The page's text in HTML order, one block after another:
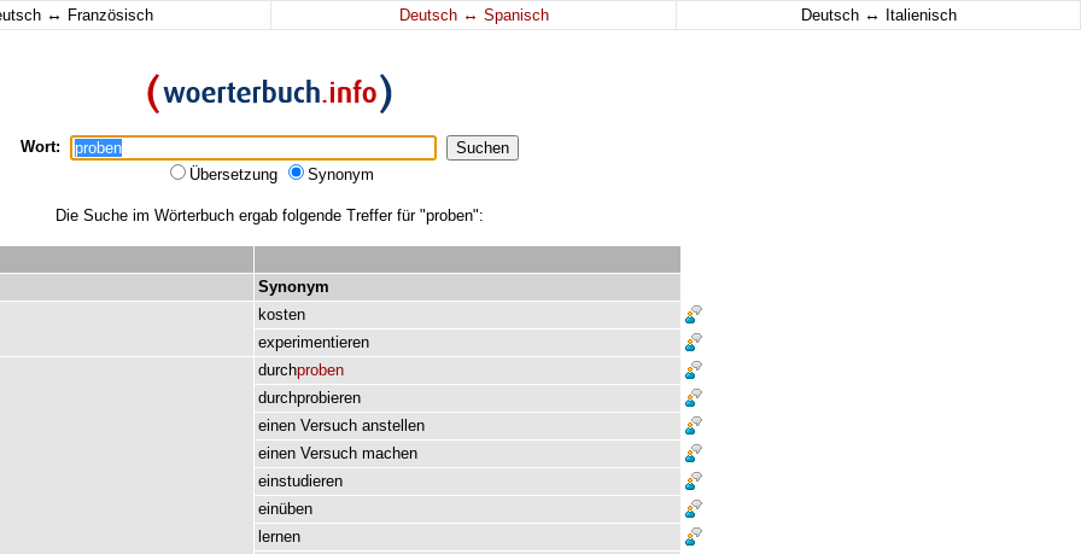
↔ Französisch Deutsch ↔ Spanisch Deutsch ↔ Italienisch
Wort:
Übersetzung
Synonym
Die Suche im Wörterbuch ergab folgende Treffer für "proben":
Synonym
kosten
experimentieren
durchproben
durchprobieren
einen Versuch anstellen
einen Versuch machen
einstudieren
einüben
lernen